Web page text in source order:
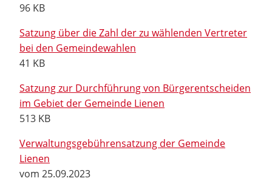
96 KB
Satzung über die Zahl der zu wählenden Vertreter
bei den Gemeindewahlen
41 KB
Satzung zur Durchführung von Bürgerentscheiden
im Gebiet der Gemeinde Lienen
513 KB
Verwaltungsgebührensatzung der Gemeinde
Lienen
vom 25.09.2023